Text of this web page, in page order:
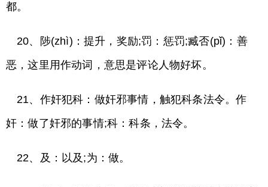
都。
20、陟(zhì)：提升，奖励;罚：惩罚;臧否(pǐ)：善
恶，这里用作动词，意思是评论人物好坏。
21、作奸犯科：做奸邪事情，触犯科条法令。作
奸：做了奸邪的事情;科：科条，法令。
22、及：以及;为：做。